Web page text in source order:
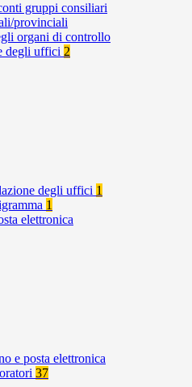
gruppi consiliari
provinciali
organi di controllo
degli uffici 2
degli uffici 1
1
elettronica
e posta elettronica
37